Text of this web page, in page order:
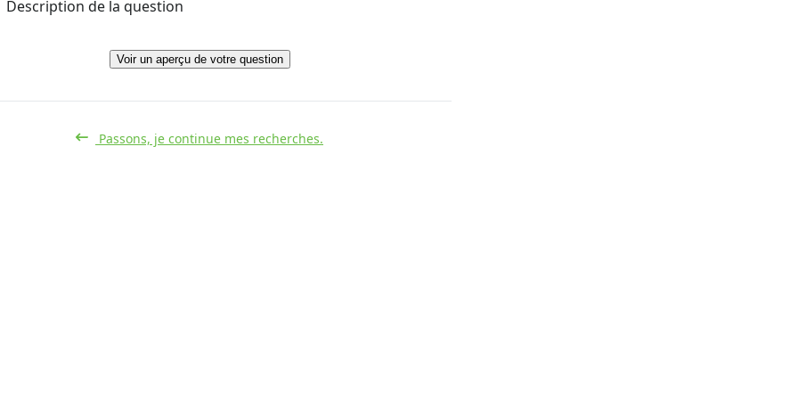
Description de la question
Voir un aperçu de votre question
Passons, je continue mes recherches.